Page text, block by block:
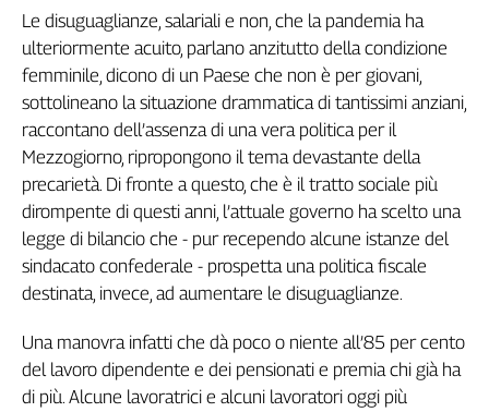
Collettiva
Academy
Collettiva
Play
Rubriche
Collettiva
Talk
settimana
Collettiva
Girasoli
Sassolino
Linea
Economica
Le disuguaglianze, salariali e non, che la pandemia ha
ulteriormente acuito, parlano anzitutto della condizione
femminile, dicono di un Paese che non è per giovani,
sottolineano la situazione drammatica di tantissimi anziani,
raccontano dell’assenza di una vera politica per il
Mezzogiorno, ripropongono il tema devastante della
precarietà. Di fronte a questo, che è il tratto sociale più
dirompente di questi anni, l’attuale governo ha scelto una
legge di bilancio che - pur recependo alcune istanze del
sindacato confederale - prospetta una politica fiscale
destinata, invece, ad aumentare le disuguaglianze.
Una manovra infatti che dà poco o niente all’85 per cento
del lavoro dipendente e dei pensionati e premia chi già ha
di più. Alcune lavoratrici e alcuni lavoratori oggi più